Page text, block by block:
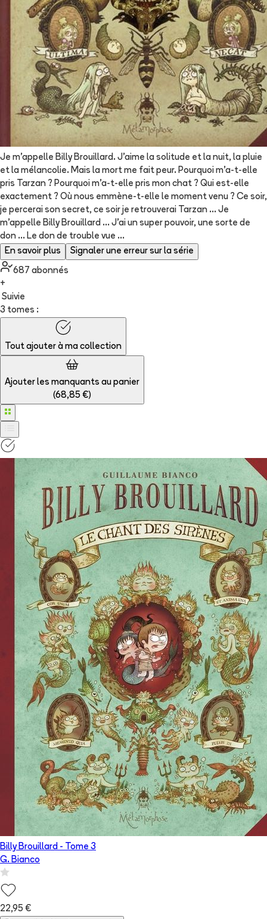
Je m'appelle Billy Brouillard. J'aime la solitude et la nuit, la pluie
et la mélancolie. Mais la mort me fait peur. Pourquoi m'a-t-elle
pris Tarzan ? Pourquoi m'a-t-elle pris mon chat ? Qui est-elle
exactement ? Où nous emmène-t-elle le moment venu ? Ce soir,
je percerai son secret, ce soir je retrouverai Tarzan ... Je
m'appelle Billy Brouillard ... J'ai un super pouvoir, une sorte de
don ... Le don de trouble vue ...
En savoir plus
Signaler une erreur sur la série
687 abonnés
+
Suivie
3 tomes :
Tout ajouter à ma collection
Ajouter les manquants au panier
(68,85 €)
Billy Brouillard - Tome 3
G. Bianco
22,95 €